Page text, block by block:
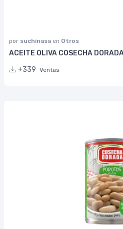
por suchinasa en Otros
ACEITE OLIVA COSECHA
+339 Ventas